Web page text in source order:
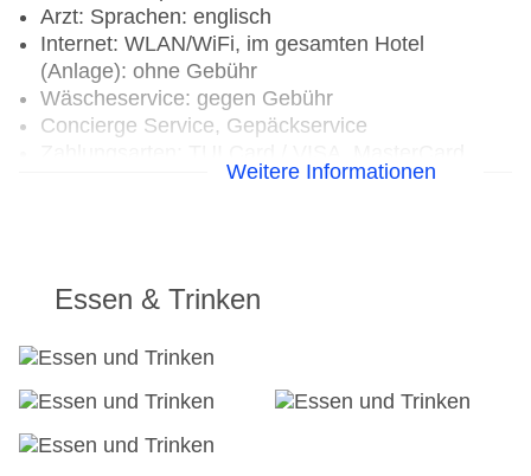
Arzt: Sprachen: englisch
Internet: WLAN/WiFi, im gesamten Hotel
(Anlage): ohne Gebühr
Wäscheservice: gegen Gebühr
Concierge Service, Gepäckservice
American Express, EC Karte/Maestro
Parkmöglichkeiten: Parkplatz (nach
Verfügbarkeit), bewacht: ohne Gebühr,
Stellplätze, überdacht: ohne Gebühr
Businesscenter: gegen Gebühr
Tagungseinrichtungen: Konferenzräume: 6,
Tagungsequipment: gegen Gebühr, Coffee
Weitere Informationen
Essen & Trinken